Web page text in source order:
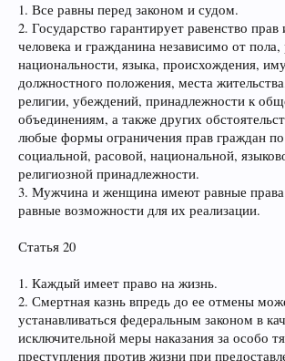
1. Все равны перед законом и судом.
2. Государство гарантирует равенство прав
человека и гражданина независимо от пола,
национальности, языка, происхождения,
должностного положения, места
религии, убеждений, принадлежности к
объединениям, а также других
любые формы ограничения прав граждан
социальной, расовой, национальной,
религиозной принадлежности.
3. Мужчина и женщина имеют равные
равные возможности для их реализации.
Статья 20
1. Каждый имеет право на жизнь.
2. Смертная казнь впредь до ее отмены
устанавливаться федеральным законом в
исключительной меры наказания за особо
преступления против жизни при